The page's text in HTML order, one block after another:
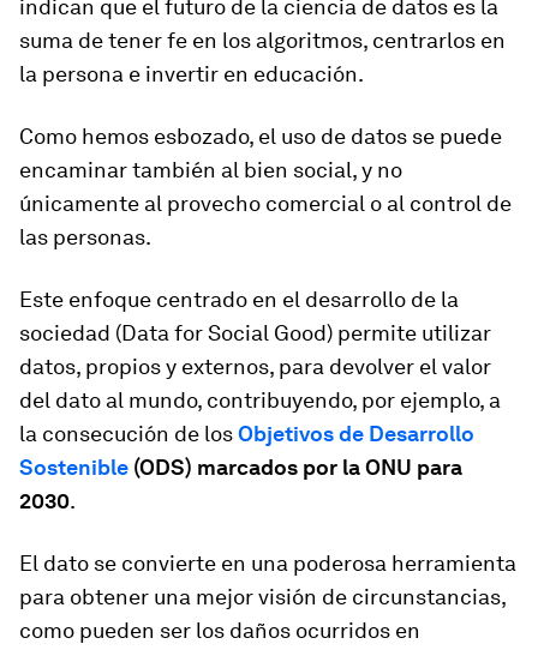
indican que el futuro de la ciencia de datos es la
suma de tener fe en los algoritmos, centrarlos en
la persona e invertir en educación.
Como hemos esbozado, el uso de datos se puede
encaminar también al bien social, y no
únicamente al provecho comercial o al control de
las personas.
Este enfoque centrado en el desarrollo de la
sociedad (Data for Social Good) permite utilizar
datos, propios y externos, para devolver el valor
del dato al mundo, contribuyendo, por ejemplo, a
la consecución de losObjetivos de Desarrollo
Sostenible (ODS) marcados por la ONU para
2030.
El dato se convierte en una poderosa herramienta
para obtener una mejor visión de circunstancias,
como pueden ser los daños ocurridos en